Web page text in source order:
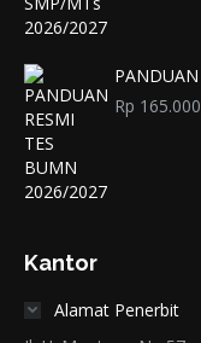
Rp 165.000
Kantor
Alamat Penerbit